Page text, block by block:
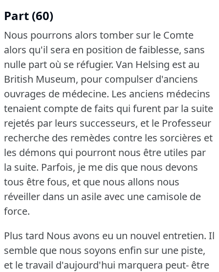
Part (60)
Nous pourrons alors tomber sur le Comte
alors qu'il sera en position de faiblesse, sans
nulle part où se réfugier. Van Helsing est au
British Museum, pour compulser d'anciens
ouvrages de médecine. Les anciens médecins
tenaient compte de faits qui furent par la suite
rejetés par leurs successeurs, et le Professeur
recherche des remèdes contre les sorcières et
les démons qui pourront nous être utiles par
la suite. Parfois, je me dis que nous devons
tous être fous, et que nous allons nous
réveiller dans un asile avec une camisole de
force.
Plus tard Nous avons eu un nouvel entretien. Il
semble que nous soyons enfin sur une piste,
et le travail d'aujourd'hui marquera peut- être